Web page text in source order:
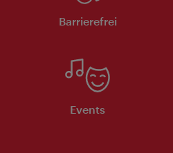
Barrierefrei
Events